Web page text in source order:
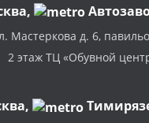
,
Мастеркова д. 6,
2 этаж ТЦ «Обувной